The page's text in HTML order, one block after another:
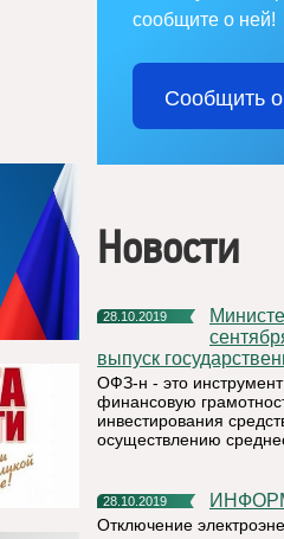
сообщите о ней!
Сообщить
Новости
28.10.2019
Министерство финансов Республики Коми сообщает, что с
выпуск
ОФЗ-н - это
финансовую
инвестирования
осуществлению
28.10.2019
Отключение